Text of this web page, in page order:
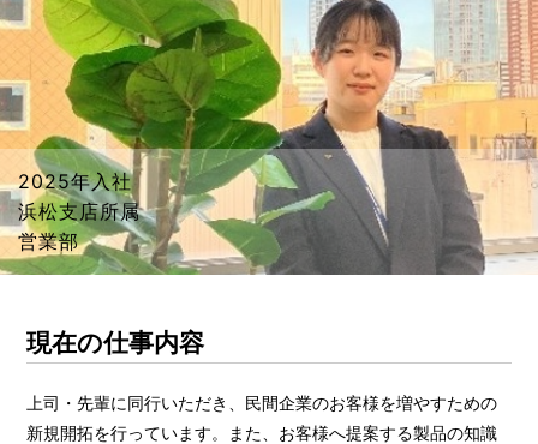
2025年入社
浜松支店所属
営業部
現在の仕事内容
上司・先輩に同行いただき、民間企業のお客様を増やすための
新規開拓を行っています。また、お客様へ提案する製品の知識